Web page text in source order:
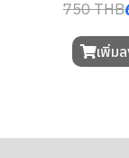
750 THB
เพิ่ม